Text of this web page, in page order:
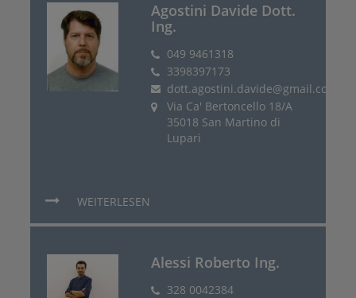
Agostini Davide Dott.
Ing.
049 9461318
3398397173
dott.agostini.davide@gmail.com
Via Ca' Bertoncello 18/A
35018 San Martino di
Lupari
WEITERLESEN
Alessi Roberto Ing.
328 0042384